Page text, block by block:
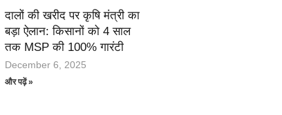
दालों की खरीद पर कृषि मंत्री का
बड़ा ऐलान: किसानों को 4 साल
तक MSP की 100% गारंटी
December 6, 2025
और पढ़ें »